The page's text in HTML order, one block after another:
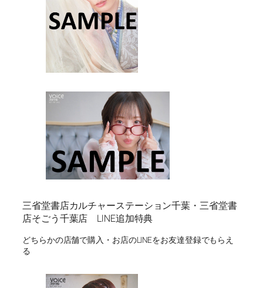
三省堂書店カルチャーステーション千葉・三省堂書
店そごう千葉店 LINE追加特典
どちらかの店舗で購入・お店のLINEをお友達登録でもらえ
る